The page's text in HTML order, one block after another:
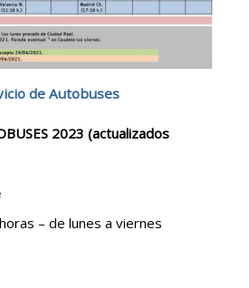
de Autobuses
2023 (actualizados
– de lunes a viernes